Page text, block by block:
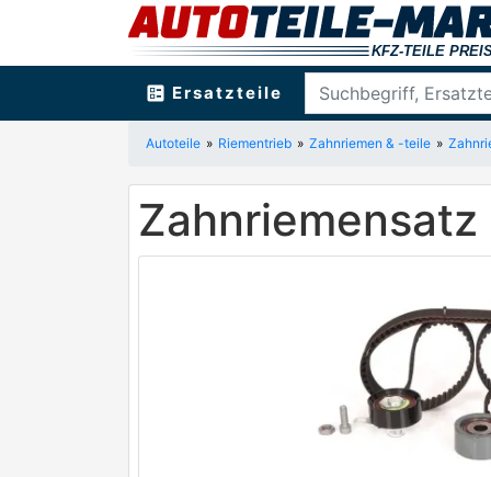
ballot Ersatzteile
Autoteile Riementrieb Zahnriemen & -teile
Zahnriemensatz